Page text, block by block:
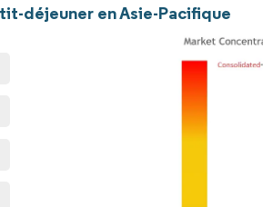
déjeuner en Asie-Pacifique